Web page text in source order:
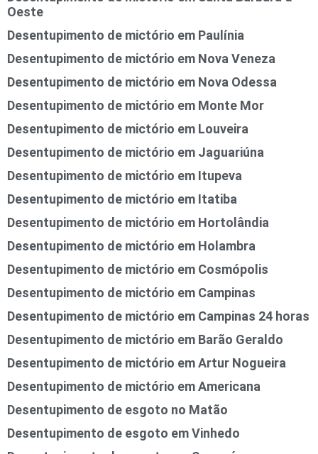
Oeste
Desentupimento de mictório em Paulínia
Desentupimento de mictório em Nova Veneza
Desentupimento de mictório em Nova Odessa
Desentupimento de mictório em Monte Mor
Desentupimento de mictório em Louveira
Desentupimento de mictório em Jaguariúna
Desentupimento de mictório em Itupeva
Desentupimento de mictório em Itatiba
Desentupimento de mictório em Hortolândia
Desentupimento de mictório em Holambra
Desentupimento de mictório em Cosmópolis
Desentupimento de mictório em Campinas
Desentupimento de mictório em Campinas 24 horas
Desentupimento de mictório em Barão Geraldo
Desentupimento de mictório em Artur Nogueira
Desentupimento de mictório em Americana
Desentupimento de esgoto no Matão
Desentupimento de esgoto em Vinhedo